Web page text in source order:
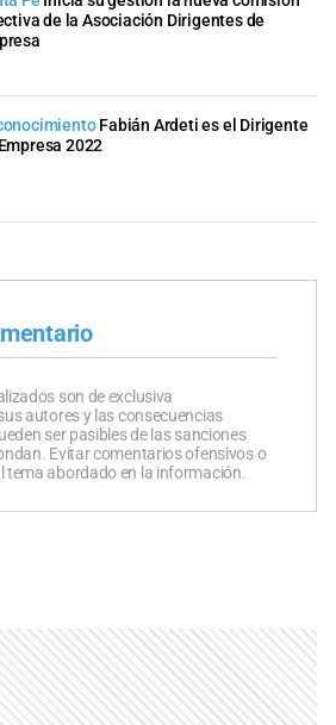
de la Asociación Dirigentes de
Fabián Ardeti es el Dirigente
2022
son de exclusiva
autores y las consecuencias
ser pasibles de las sanciones
Evitar comentarios ofensivos o
tema abordado en la información.